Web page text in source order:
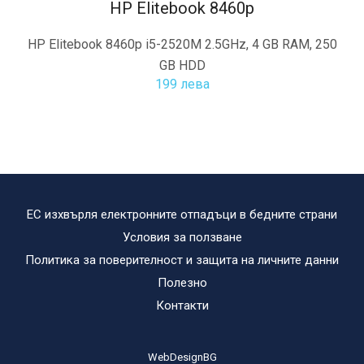
HP Elitebook 8460p
HP Elitebook 8460p i5-2520M 2.5GHz, 4 GB RAM, 250
GB HDD
199 лева
ЕС изхвърля електронните отпадъци в бедните страни
Условия за ползване
Политика за поверителност и защита на личните данни
Полезно
Контакти
WebDesignBG